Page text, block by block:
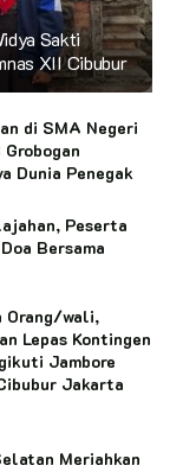
Sakti
XII Cibubur
di SMA Negeri
Grobogan
Dunia Penegak
Peserta
Bersama
Orang/wali,
Lepas Kontingen
Jambore
Jakarta
Meriahkan